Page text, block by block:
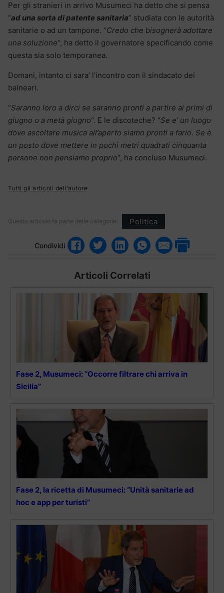
Per gli stranieri in arrivo Musumeci ha detto che si pensa
“ad una sorta di patente sanitaria” studiata con le autorità
sanitarie o ad un tampone. “Credo che bisognerà adottare
una soluzione“, ha detto il governatore specificando come
questa sia solo temporanea.
Domani, intanto ci sara’ l’incontro con il sindacato dei
balneari.
“Saranno loro a dirci se saranno pronti a partire ai primi di
giugno o a metà giugno“. E le discoteche? “Se e’ un luogo
dove ascoltare musica all’aperto siamo pronti a farlo. Se è
un posto dove mettere in pochi metri quadrati cinquanta
persone non pensiamo proprio“, ha concluso Musumeci.
Tutti gli articoli dell'autore
Questo articolo fa parte delle categorie: Politica
Condividi
Articoli Correlati
Fase 2, Musumeci: “Occorre filtrare chi arriva in
Sicilia”
Fase 2, la ricetta di Musumeci: “Unità sanitarie ad
hoc e app per turisti”